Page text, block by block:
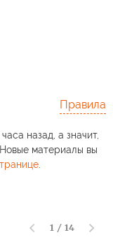
Правила
назад, а значит,
материалы вы
.
1 / 14